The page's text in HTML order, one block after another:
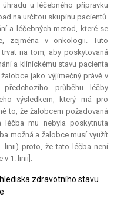
u léčebného přípravku
na určitou skupinu pacientů.
a léčebných metod, které se
zejména v onkologii. Tuto
na tom, aby poskytovaná
a klinickému stavu pacienta
jako výjimečný právě v
průběhu léčby
výsledkem, který má pro
to, že žalobcem požadovaná
léčba mu nebyla poskytnuta
možná a žalobce musí využít
linii) proto, že tato léčba není
v 1. linii].
zdravotního stavu